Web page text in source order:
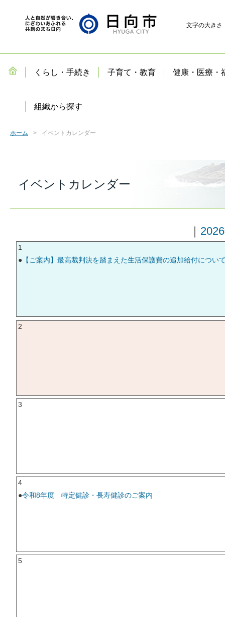
文字の大きさ
くらし・手続き 子育て・教育 健康・医療・
組織から探す
ホーム イベントカレンダー
イベントカレンダー
｜
1
● 【ご案内】最高裁判決を踏まえた生活保護費の追加給付につい
2
3
4
●令和8年度 特定健診・長寿健診のご案内
5